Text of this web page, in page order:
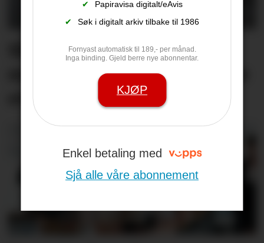
✔
Papiravisa digitalt/eAvis
✔
Søk i digitalt arkiv tilbake til 1986
Fornyast automatisk til 189,- per månad.
Inga binding. Gjeld berre nye abonnentar.
KJØP
Enkel betaling med
Sjå alle våre abonnement
Så kom endeleg regnet -
men skog­brann­faren ikkje